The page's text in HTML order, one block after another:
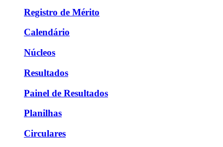
Registro de Mérito
Calendário
Núcleos
Resultados
Painel de Resultados
Planilhas
Circulares